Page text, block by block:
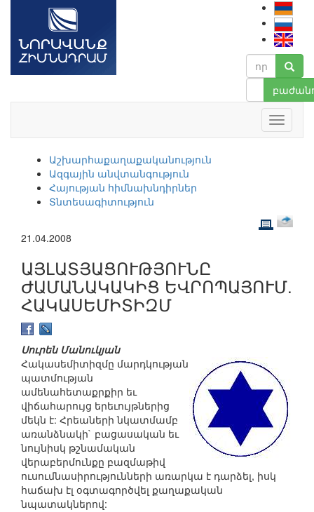
Աշխարհաքաղաքականություն
Ազգային անվտանգություն
Հայության հիմնախնդիրներ
Տնտեսագիտություն
21.04.2008
ԱՅԼԱՏՅԱՑՈՒԹՅՈՒՆԸ
ԺԱՄԱՆԱԿԱԿԻՑ ԵՎՐՈՊԱՅՈՒՄ.
ՀԱԿԱՍԵՄԻՏԻԶՄ
Սուրեն Մանուկյան
Հակասեմիտիզմը մարդկության
պատմության
ամենահետաքրքիր եւ
վիճահարույց երեւույթներից
մեկն է: Հրեաների նկատմամբ
առանձնակի` բացասական եւ
նույնիսկ թշնամական
վերաբերմունքը բազմաթիվ
ուսումնասիրությունների առարկա է դարձել, իսկ
հաճախ էլ օգտագործվել քաղաքական
նպատակներով: